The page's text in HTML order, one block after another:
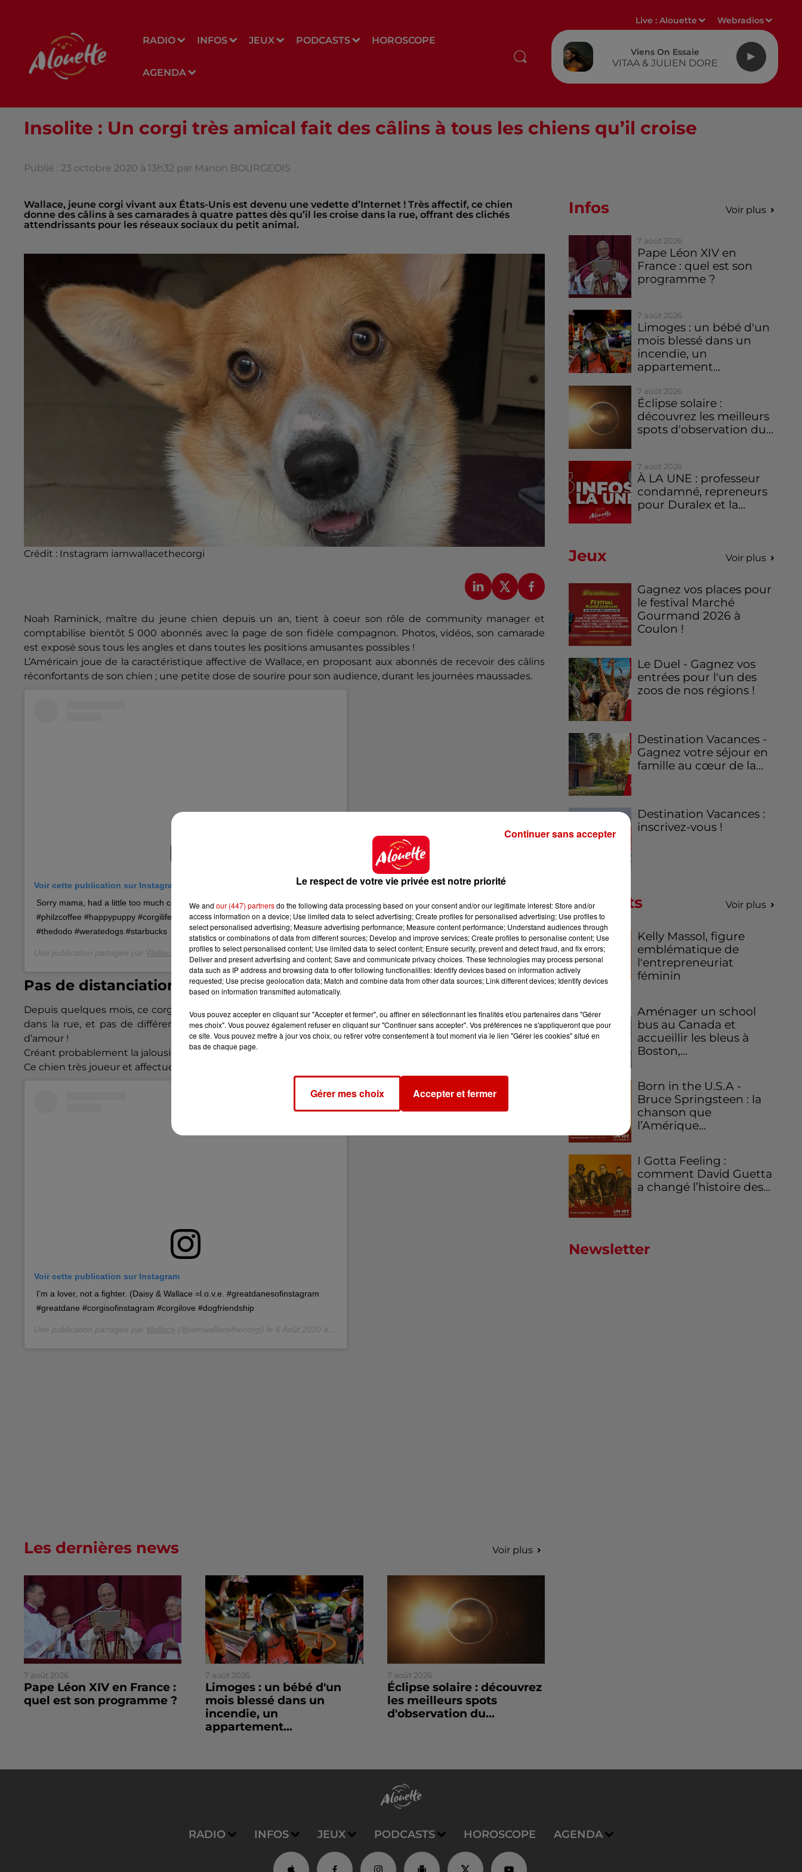
RADIO INFOS JEUX PODCASTS HOROSCOPE
AGENDA
Live :Alouette Webradios
Viens On Essaie
VITAA & JULIEN DORE
Insolite : Un corgi très amical fait des câlins à tous les chiens qu’il croise
Publié : 23 octobre 2020 à 13h32 par Manon BOURGEOIS
Wallace, jeune corgi vivant aux États-Unis est devenu une vedette d’Internet ! Très affectif, ce chien
donne des câlins à ses camarades à quatre pattes dès qu’il les croise dans la rue, offrant des clichés
attendrissants pour les réseaux sociaux du petit animal.
Crédit : Instagram iamwallacethecorgi
Noah Raminick, maître du jeune chien depuis un an, tient à coeur son rôle de community manager et
comptabilise bientôt 5 000 abonnés avec la page de son fidèle compagnon. Photos, vidéos, son camarade
est exposé sous tous les angles et dans toutes les positions amusantes possibles !
L’Américain joue de la caractéristique affective de Wallace, en proposant aux abonnés de recevoir des câlins
réconfortants de son chien ; une petite dose de sourire pour son audience, durant les journées maussades.
Voir cette publication sur Instagram
Sorry mama, had a little too much coffee this morning!  #crazycorgi
#philzcoffee #happypuppy #corgilife #instagrampups #puppy.addiction
#thedodo #weratedogs #starbucks
Une publication partagée par Wallace (@iamwallacethecorgi) le12 Oct. 2020 à 5 :42 PDT
Pas de distanciations sociales pour Wallace
Depuis quelques mois, ce corgi a pris l’habitude de faire ce qui s’apparente à un câlin aux chiens qu’il croise
dans la rue, et pas de différences qu’ils soient plus petits ou grands que lui, chacun a le droit à sa dose
d’amour !
Créant probablement la jalousie des maîtres, il donne également des bisous aux personnes qu’il rencontre.
Ce chien très joueur et affectueux fait fondre le coeur des passants et internautes.
Voir cette publication sur Instagram
I’m a lover, not a fighter. (Daisy & Wallace =l.o.v.e. #greatdanesofinstagram
#greatdane #corgisofinstagram #corgilove #dogfriendship
Une publication partagée par Wallace (@iamwallacethecorgi) le 6 Août 2020 à 9 :26 PDT
Infos Voir plus
7 août 2026
Pape Léon XIV en
France : quel est son
programme ?
7 août 2026
Limoges : un bébé d'un
mois blessé dans un
incendie, un
appartement...
7 août 2026
Éclipse solaire :
découvrez les meilleurs
spots d'observation du...
7 août 2026
À LA UNE : professeur
condamné, repreneurs
pour Duralex et la...
Jeux Voir plus
Gagnez vos places pour
le festival Marché
Gourmand 2026 à
Coulon !
Le Duel - Gagnez vos
entrées pour l'un des
zoos de nos régions !
Destination Vacances -
Gagnez votre séjour en
famille au cœur de la...
Destination Vacances :
inscrivez-vous !
Podcasts Voir plus
Kelly Massol, figure
emblématique de
l'entrepreneuriat
féminin
Aménager un school
bus au Canada et
accueillir les bleus à
Boston,...
Born in the U.S.A -
Bruce Springsteen : la
chanson que
l’Amérique...
I Gotta Feeling :
comment David Guetta
a changé l’histoire des...
Newsletter
Les dernières news Voir plus
7 août 2026
Pape Léon XIV en France :
quel est son programme ?
7 août 2026
Limoges : un bébé d'un
mois blessé dans un
incendie, un
appartement...
7 août 2026
Éclipse solaire : découvrez
les meilleurs spots
d'observation du...
RADIO INFOS JEUX PODCASTS HOROSCOPE AGENDA
Le respect de votre vie privée est notre priorité
We and our (447) partnersdo the following data processing based on your consent and/or our legitimate interest: Store and/or
access information on a device; Use limited data to select advertising; Create profiles for personalised advertising; Use profiles to
select personalised advertising; Measure advertising performance; Measure content performance; Understand audiences through
statistics or combinations of data from different sources; Develop and improve services; Create profiles to personalise content; Use
profiles to select personalised content; Use limited data to select content; Ensure security, prevent and detect fraud, and fix errors;
Deliver and present advertising and content; Save and communicate privacy choices. These technologies may process personal
data such as IP address and browsing data to offer following functionalities: Identify devices based on information actively
requested; Use precise geolocation data; Match and combine data from other data sources; Link different devices; Identify devices
based on information transmitted automatically.
Vous pouvez accepter en cliquant sur "Accepter et fermer", ou affiner en sélectionnant les finalités et/ou partenaires dans "Gérer
mes choix". Vous pouvez également refuser en cliquant sur "Continuer sans accepter". Vos préférences ne s'appliqueront que pour
ce site. Vous pouvez mettre à jour vos choix, ou retirer votre consentement à tout moment via le lien "Gérer les cookies" situé en
bas de chaque page.
Gérer mes choix Accepter et fermer
Continuer sans accepter